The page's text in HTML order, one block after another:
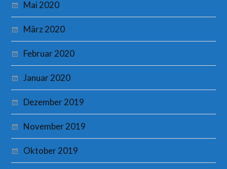
Mai 2020
März 2020
Februar 2020
Januar 2020
Dezember 2019
November 2019
Oktober 2019